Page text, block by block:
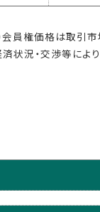
員権価格は取引市
状況・交渉等によ